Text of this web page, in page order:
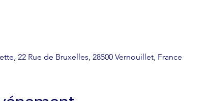
22 Rue de Bruxelles, 28500 Vernouillet, France